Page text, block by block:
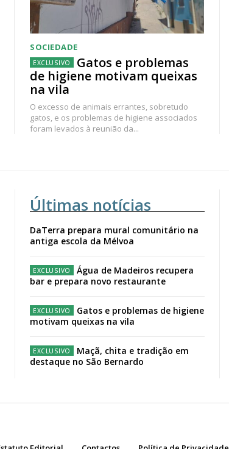
SOCIEDADE
Gatos e problemas
de higiene motivam queixas
na vila
O excesso de animais errantes, sobretudo
gatos, e os problemas de higiene associados
foram levados à reunião da...
Últimas notícias
DaTerra prepara mural comunitário na
antiga escola da Mélvoa
Água de Madeiros recupera
bar e prepara novo restaurante
Gatos e problemas de higiene
motivam queixas na vila
Maçã, chita e tradição em
destaque no São Bernardo